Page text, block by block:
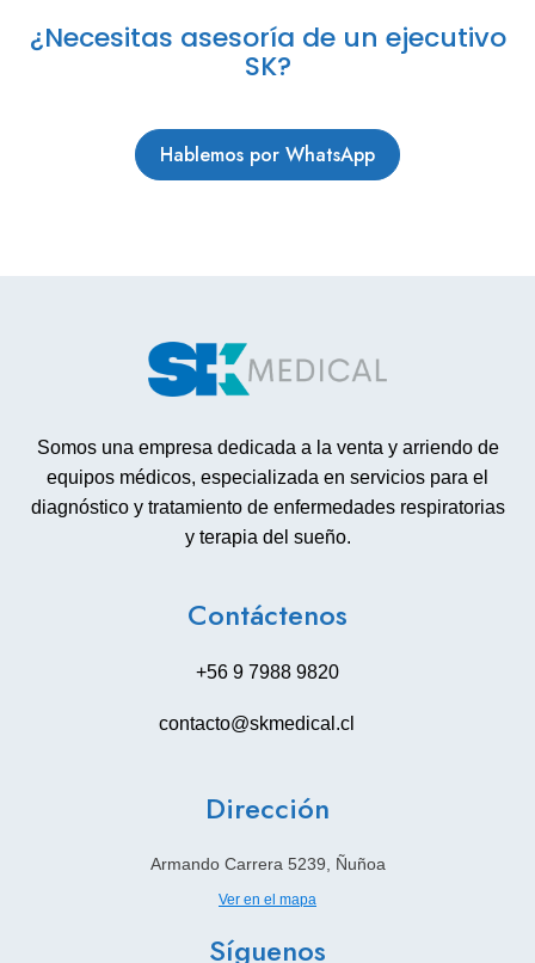
¿Necesitas asesoría de un ejecutivo
SK?
Hablemos por WhatsApp
Somos una empresa dedicada a la venta y arriendo de
equipos médicos, especializada en servicios para el
diagnóstico y tratamiento de enfermedades respiratorias
y terapia del sueño.
Contáctenos
+56 9 7988 9820
contacto@skmedical.cl
Dirección
Armando Carrera 5239, Ñuñoa
Ver en el mapa
Síguenos